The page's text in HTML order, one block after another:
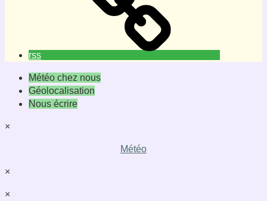
rss
Météo chez nous
Géolocalisation
Nous écrire
×
Météo
×
×